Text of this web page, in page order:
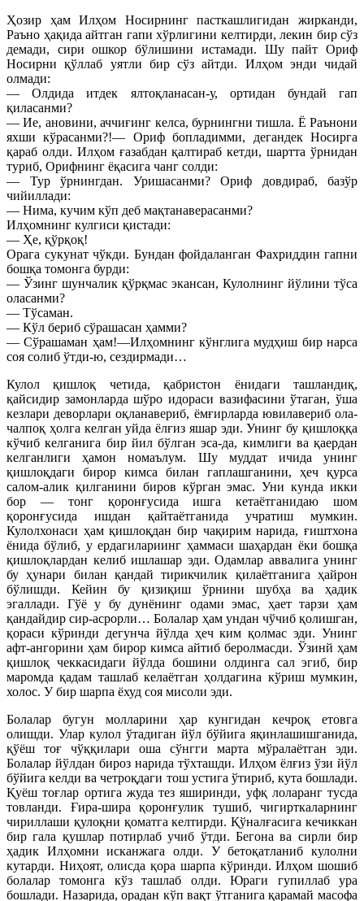
Ҳозир ҳам Илҳом Носирнинг пасткашлигидан жирканди,
Раъно ҳақида айтган гапи хўрлигини келтирди, лекин бир сўз
демади, сири ошкор бўлишини истамади. Шу пайт Ориф
Носирни қўллаб уятли бир сўз айтди. Илҳом энди чидай
олмади:
— Олдида итдек ялтоқланасан-у, ортидан бундай гап
қиласанми?
— Ие, ановини, аччиғинг келса, бурнингни тишла. Ё Раънони
яхши кўрасанми?!— Ориф бопладимми, дегандек Носирга
қараб олди. Илҳом ғазабдан қалтираб кетди, шартта ўрнидан
туриб, Орифнинг ёқасига чанг солди:
— Тур ўрнингдан. Уришасанми? Ориф довдираб, базўр
чийиллади:
— Нима, кучим кўп деб мақтанаверасанми?
Илҳомнинг кулгиси қистади:
— Ҳе, қўрқоқ!
Орага сукунат чўкди. Бундан фойдаланган Фахриддин гапни
бошқа томонга бурди:
— Ўзинг шунчалик қўрқмас экансан, Кулолнинг йўлини тўса
оласанми?
— Тўсаман.
— Кўл бериб сўрашасан ҳамми?
— Сўрашаман ҳам!—Илҳомнинг кўнглига мудҳиш бир нарса
соя солиб ўтди-ю, сездирмади…
Кулол қишлоқ четида, қабристон ёнидаги ташландиқ,
қайсидир замонларда шўро идораси вазифасини ўтаган, ўша
кезлари деворлари оқланавериб, ёмғирларда ювилавериб ола-
чалпоқ ҳолга келган уйда ёлғиз яшар эди. Унинг бу қишлоққа
кўчиб келганига бир йил бўлган эса-да, кимлиги ва қаердан
келганлиги ҳамон номаълум. Шу муддат ичида унинг
қишлоқдаги бирор кимса билан гаплашганини, ҳеч қурса
салом-алик қилганини биров кўрган эмас. Уни кунда икки
бор — тонг қоронғусида ишга кетаётганидаю шом
қоронғусида ишдан қайтаётганида учратиш мумкин.
Кулолхонаси ҳам қишлоқдан бир чақирим нарида, ғиштхона
ёнида бўлиб, у ердагилариинг ҳаммаси шаҳардан ёки бошқа
қишлоқлардан келиб ишлашар эди. Одамлар аввалига унинг
бу ҳунари билан қандай тирикчилик қилаётганига ҳайрон
бўлишди. Кейин бу қизиқиш ўрнини шубҳа ва ҳадик
эгаллади. Гўё у бу дунёнинг одами эмас, ҳает тарзи ҳам
қандайдир сир-асрорли… Болалар ҳам ундан чўчиб қолишган,
қораси кўринди дегунча йўлда ҳеч ким қолмас эди. Унинг
афт-ангорини ҳам бирор кимса айтиб беролмасди. Ўзинй ҳам
қишлоқ чеккасидаги йўлда бошини олдинга сал эгиб, бир
маромда қадам ташлаб келаётган ҳолдагина кўриш мумкин,
холос. У бир шарпа ёхуд соя мисоли эди.
Болалар бугун молларини ҳар кунгидан кечроқ етовга
олишди. Улар кулол ўтадиган йўл бўйига яқинлашишганида,
қўёш тоғ чўққилари оша сўнгги марта мўралаётган эди.
Болалар йўлдан бироз нарида тўхташди. Илҳом ёлғиз ўзи йўл
бўйига келди ва четроқдаги тош устига ўтириб, кута бошлади.
Қуёш тоғлар ортига жуда тез яширинди, уфқ лоларанг тусда
товланди. Ғира-шира қоронғулик тушиб, чигирткаларнинг
чириллаши қулоқни қоматга келтирди. Қўналғасига кечиккан
бир гала қушлар потирлаб учиб ўтди. Бегона ва сирли бир
ҳадик Илҳомни исканжага олди. У бетоқатланиб кулолни
кутарди. Ниҳоят, олисда қора шарпа кўринди. Илҳом шошиб
болалар томонга кўз ташлаб олди. Юраги гупиллаб ура
бошлади. Назарида, орадан кўп вақт ўтганига қарамай масофа